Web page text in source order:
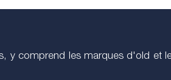
y comprend les marques d'old et